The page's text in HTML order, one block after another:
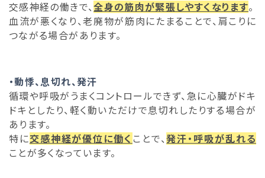
交感神経の働きで、全身の筋肉が緊張しやすくなります。
血流が悪くなり、老廃物が筋肉にたまることで、肩こりに
つながる場合があります。
・動悸、息切れ、発汗
循環や呼吸がうまくコントロールできず、急に心臓がドキ
ドキとしたり、軽く動いただけで息切れしたりする場合が
あります。
特に交感神経が優位に働く ことで、発汗・呼吸が乱れる
ことが多くなっています。